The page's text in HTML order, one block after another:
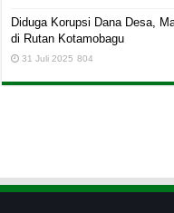
Diduga Korupsi Dana Desa,
di Rutan Kotamobagu
31 Juli 2025 804